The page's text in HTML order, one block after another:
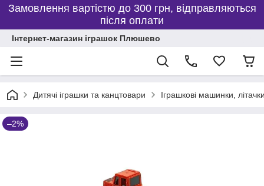
Замовлення вартістю до 300 грн, відправляються
після оплати
Інтернет-магазин іграшок Плюшево
Дитячі іграшки та канцтовари Іграшкові машинки,
–2%